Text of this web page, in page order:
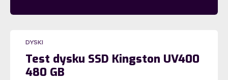
DYSKI
Test dysku SSD Kingston UV400
480 GB